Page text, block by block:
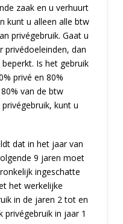
zaak en u verhuurt
kunt u alleen alle btw
privégebruik. Gaat u
privédoeleinden, dan
Is het gebruik
privé en 80%
van de btw
kunt u
dat in het jaar van
9 jaren moet
ingeschatte
het werkelijke
in de jaren 2 tot en
in jaar 1